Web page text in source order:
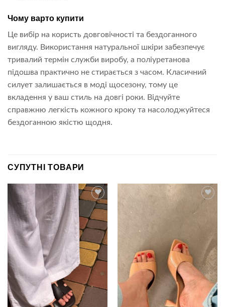
Чому варто купити
Це вибір на користь довговічності та бездоганного
вигляду. Використання натуральної шкіри забезпечує
тривалий термін служби виробу, а поліуретанова
підошва практично не стирається з часом. Класичний
силует залишається в моді щосезону, тому це
вкладення у ваш стиль на довгі роки. Відчуйте
справжню легкість кожного кроку та насолоджуйтеся
бездоганною якістю щодня.
СУПУТНІ ТОВАРИ